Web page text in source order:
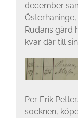
december
Rudans gård
kvar där till
Per Erik
socknen,